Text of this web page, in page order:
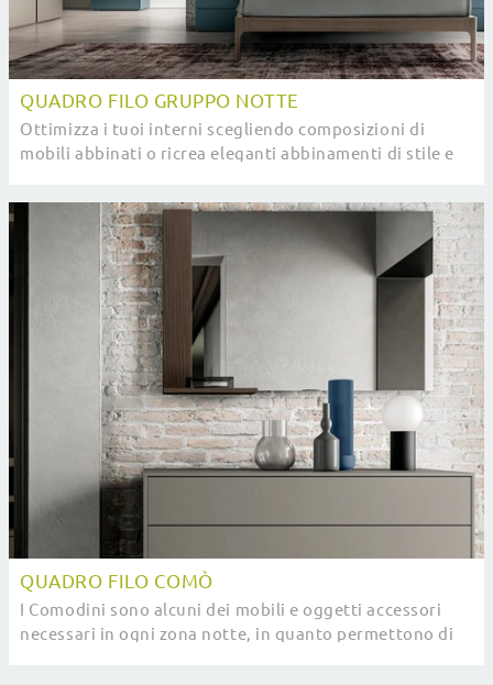
QUADRO FILO GRUPPO NOTTE
Ottimizza i tuoi interni scegliendo composizioni di
mobili abbinati o ricrea eleganti abbinamenti di stile e
QUADRO FILO COMÒ
I Comodini sono alcuni dei mobili e oggetti accessori
necessari in ogni zona notte, in quanto permettono di